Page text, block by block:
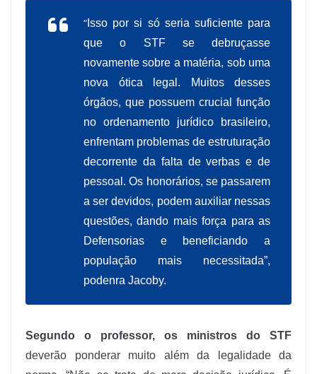
“ Isso por si só seria suficiente para
que o STF se debruçasse
novamente sobre a matéria, sob uma
nova ótica legal. Muitos desses
órgãos, que possuem crucial função
no ordenamento jurídico brasileiro,
enfrentam problemas de estruturação
decorrente da falta de verbas e de
pessoal. Os honorários, se passarem
a ser devidos, podem auxiliar nessas
questões, dando mais força para as
Defensorias e beneficiando a
população mais necessitada”,
podenra Jacoby.
Segundo o professor, os ministros do STF
deverão ponderar muito além da legalidade da